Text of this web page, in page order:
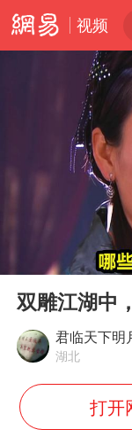
视频
Play
双雕江湖中
君临天下明
湖北
打开